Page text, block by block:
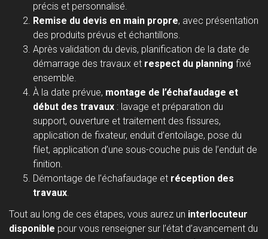
précis et personnalisé.
Remise du devis en main propre, avec présentation
des produits prévus et échantillons.
Après validation du devis, planification de la date de
démarrage des travaux et respect du planning fixé
ensemble.
À la date prévue, montage de l’échafaudage et
début des travaux : lavage et préparation du
support, ouverture et traitement des fissures,
application de fixateur, enduit d’entoilage, pose du
filet, application d’une sous-couche puis de l’enduit de
finition.
Démontage de l’échafaudage et réception des
travaux.
Tout au long de ces étapes, vous aurez un interlocuteur
disponible pour vous renseigner sur l’état d’avancement du